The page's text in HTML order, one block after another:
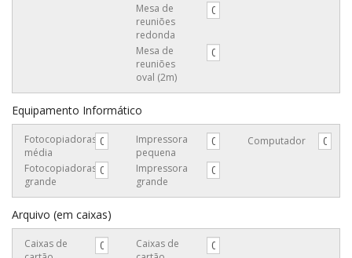
Mesa de
reuniões
redonda
Mesa de
reuniões
oval (2m)
Equipamento Informático
Fotocopiadoras
média
Fotocopiadoras
grande
Impressora
pequena
Impressora
grande
Computador
Arquivo (em caixas)
Caixas de
Caixas de